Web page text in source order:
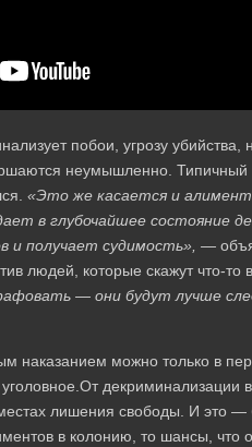
побои, угрозу
неумышленно.
«Это же касается и
в глубочайшее состояние
и получает судимость», —
людей, которые скажут что-то
— они будут лучше
наказанием можно только в
уголовное.От
лишения свободы. И это
в колонию, то шансы, что